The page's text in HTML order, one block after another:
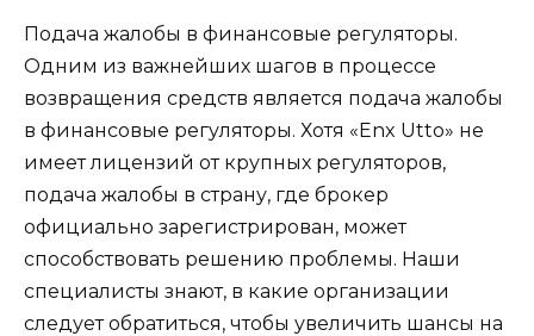
Подача жалобы в финансовые регуляторы.
Одним из важнейших шагов в процессе
возвращения средств является подача жалобы
в финансовые регуляторы. Хотя «Enx Utto» не
имеет лицензий от крупных регуляторов,
подача жалобы в страну, где брокер
официально зарегистрирован, может
способствовать решению проблемы. Наши
специалисты знают, в какие организации
следует обратиться, чтобы увеличить шансы на